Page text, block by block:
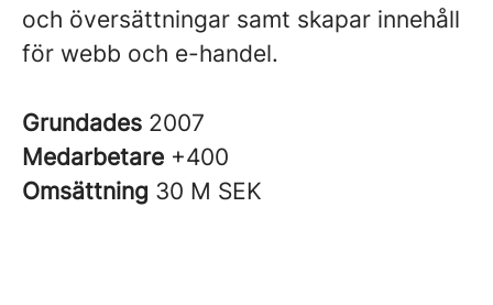
och översättningar samt skapar innehåll
för webb och e-handel.
Grundades 2007
Medarbetare +400
Omsättning 30 M SEK